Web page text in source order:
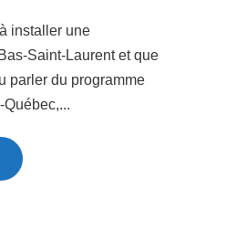
installer une
Saint-Laurent et que
parler du programme
Québec,...